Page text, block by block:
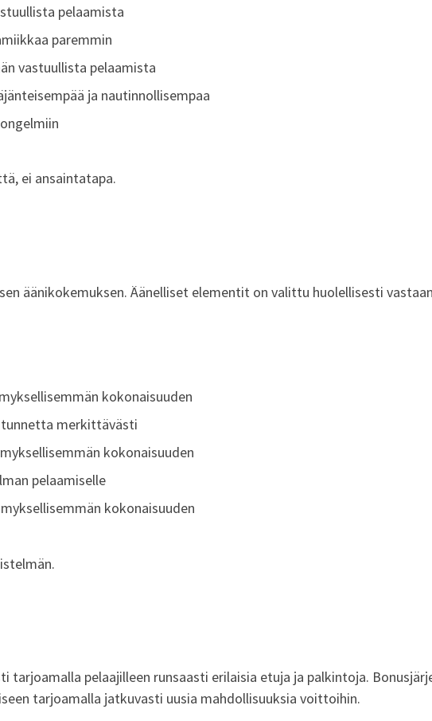
pelaamista
paremmin
vastuullista pelaamista
ja nautinnollisempaa
ei ansaintatapa.
äänikokemuksen. Äänelliset elementit on valittu huolellisesti
kokonaisuuden
tunnetta merkittävästi
kokonaisuuden
pelaamiselle
kokonaisuuden
pelaajilleen runsaasti erilaisia etuja ja palkintoja.
tarjoamalla jatkuvasti uusia mahdollisuuksia voittoihin.